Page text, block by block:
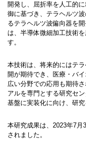
開発し、屈折率を人工的
御に基づき、テラヘルツ
るテラヘルツ波偏向器を
は、半導体微細加工技術
す。
本技術は、将来的にはテ
開が期待でき、医療・バ
広い分野での応用も期待
アルを専門とする研究セン
基盤に実装化に向け、研
本研究成果は、2023年7
されました。